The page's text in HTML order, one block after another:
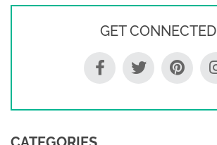
GET CONNECTED